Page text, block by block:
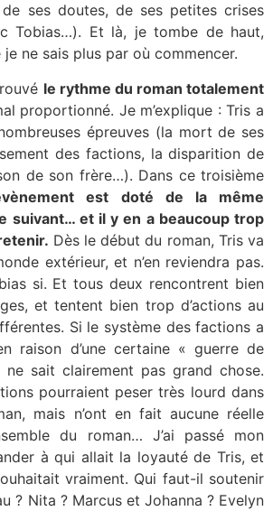
ses doutes, de ses petites crises
Tobias…). Et là, je tombe de haut,
ne sais plus par où commencer.
le rythme du roman totalement
proportionné. Je m’explique : Tris a
épreuves (la mort de ses
des factions, la disparition de
de son frère…). Dans ce troisième
est doté de la même
suivant… et il y en a beaucoup trop
Dès le début du roman, Tris va
extérieur, et n’en reviendra pas.
si. Et tous deux rencontrent bien
et tentent bien trop d’actions au
Si le système des factions a
raison d’une certaine « guerre de
sait clairement pas grand chose.
pourraient peser très lourd dans
mais n’ont en fait aucune réelle
du roman… J’ai passé mon
à qui allait la loyauté de Tris, et
vraiment. Qui faut-il soutenir
? Nita ? Marcus et Johanna ? Evelyn